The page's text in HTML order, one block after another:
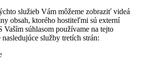
služieb Vám môžeme zobraziť videá
obsah, ktorého hostiteľmi sú externí
Vaším súhlasom používame na tejto
služby tretích strán: